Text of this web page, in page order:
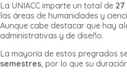
La UNIACC imparte un total de
las áreas de humanidades y
Aunque cabe destacar que hay
administrativas y de diseño.
La mayoría de estos pregrados
semestres, por lo que su